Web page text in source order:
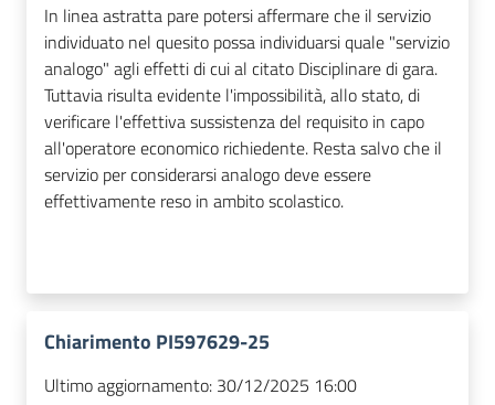
In linea astratta pare potersi affermare che il servizio
individuato nel quesito possa individuarsi quale "servizio
analogo" agli effetti di cui al citato Disciplinare di gara.
Tuttavia risulta evidente l'impossibilità, allo stato, di
verificare l'effettiva sussistenza del requisito in capo
all'operatore economico richiedente. Resta salvo che il
servizio per considerarsi analogo deve essere
effettivamente reso in ambito scolastico.
Chiarimento PI597629-25
Ultimo aggiornamento: 30/12/2025 16:00